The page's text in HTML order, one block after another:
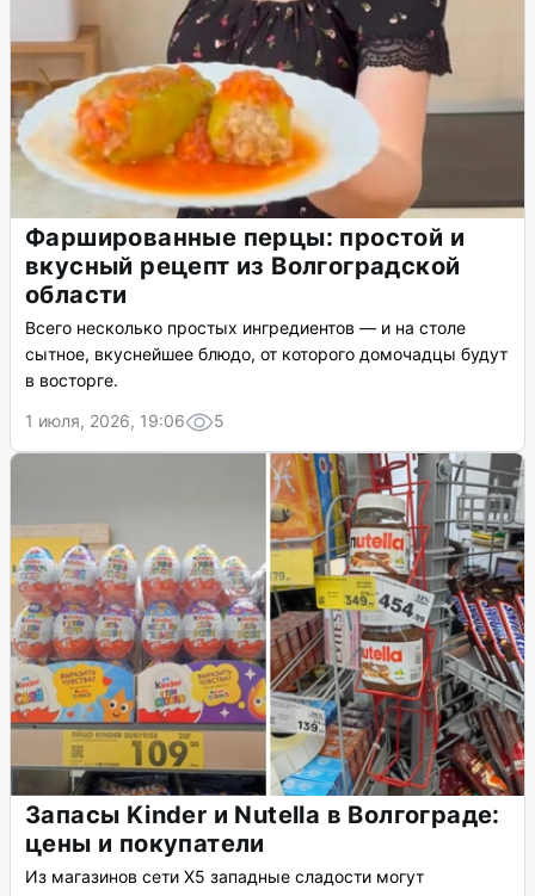
Фаршированные перцы: простой и
вкусный рецепт из Волгоградской
области
Всего несколько простых ингредиентов — и на столе
сытное, вкуснейшее блюдо, от которого домочадцы будут
в восторге.
1 июля, 2026, 19:06
5
Запасы Kinder и Nutella в Волгограде:
цены и покупатели
Из магазинов сети X5 западные сладости могут